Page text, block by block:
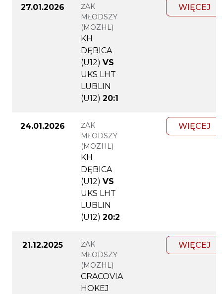
27.01.2026
ŻAK
MŁODSZY
(MOZHL)
KH
DĘBICA
(U12) VS
UKS LHT
LUBLIN
(U12) 20:1
WIĘCEJ
24.01.2026
ŻAK
MŁODSZY
(MOZHL)
KH
DĘBICA
(U12) VS
UKS LHT
LUBLIN
(U12) 20:2
WIĘCEJ
21.12.2025
ŻAK
MŁODSZY
(MOZHL)
CRACOVIA
HOKEJ
WIĘCEJ